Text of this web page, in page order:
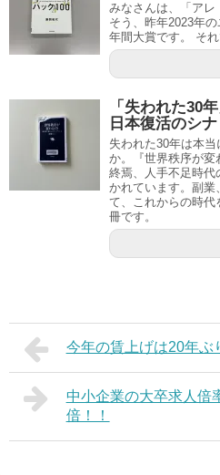
みなさんは、「アレ
そう、昨年2023年
年間大賞です。 そ
「失われた30
日本復活のシ
失われた30年は本
か。『世界秩序が変
終焉、人手不足時代
かれています。副業
て、これからの時代
冊です。
今年の賃上げは20年ぶ
中小企業の大卒求人倍
倍！！